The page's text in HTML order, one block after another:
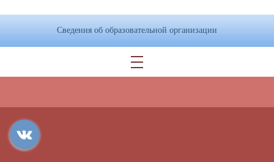
Сведения об образовательной организации